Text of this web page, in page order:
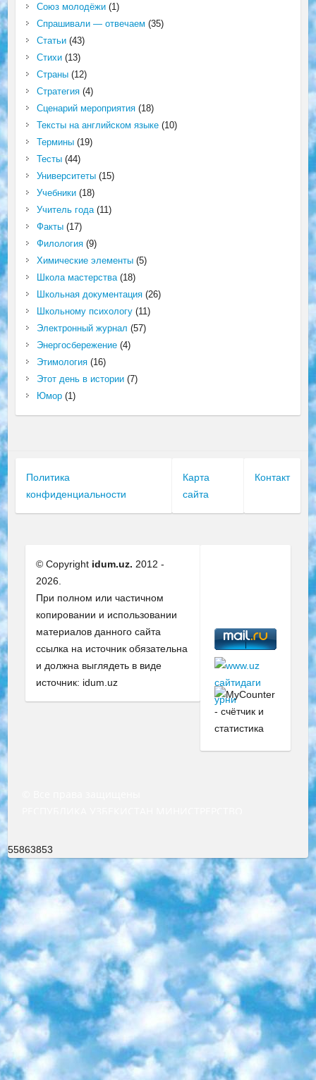
Союз молодёжи(1)
Спрашивали — отвечаем (35)
Статьи(43)
Стихи(13)
Страны(12)
Стратегия(4)
Сценарий мероприятия(18)
Тексты на английском языке(10)
Термины(19)
Тесты(44)
Университеты(15)
Учебники(18)
Учитель года(11)
Факты(17)
Филология(9)
Химические элементы(5)
Школа мастерства(18)
Школьная документация(26)
Школьному психологу(11)
Электронный журнал (57)
Энергосбережение(4)
Этимология(16)
Этот день в истории(7)
Юмор(1)
Политика
конфиденциальности
Карта
сайта
Контакт
© Copyright idum.uz. 2012 -
2026.
При полном или частичном
копировании и использовании
материалов данного сайта
ссылка на источник обязательна
и должна выглядеть в виде
источник: idum.uz
55863853